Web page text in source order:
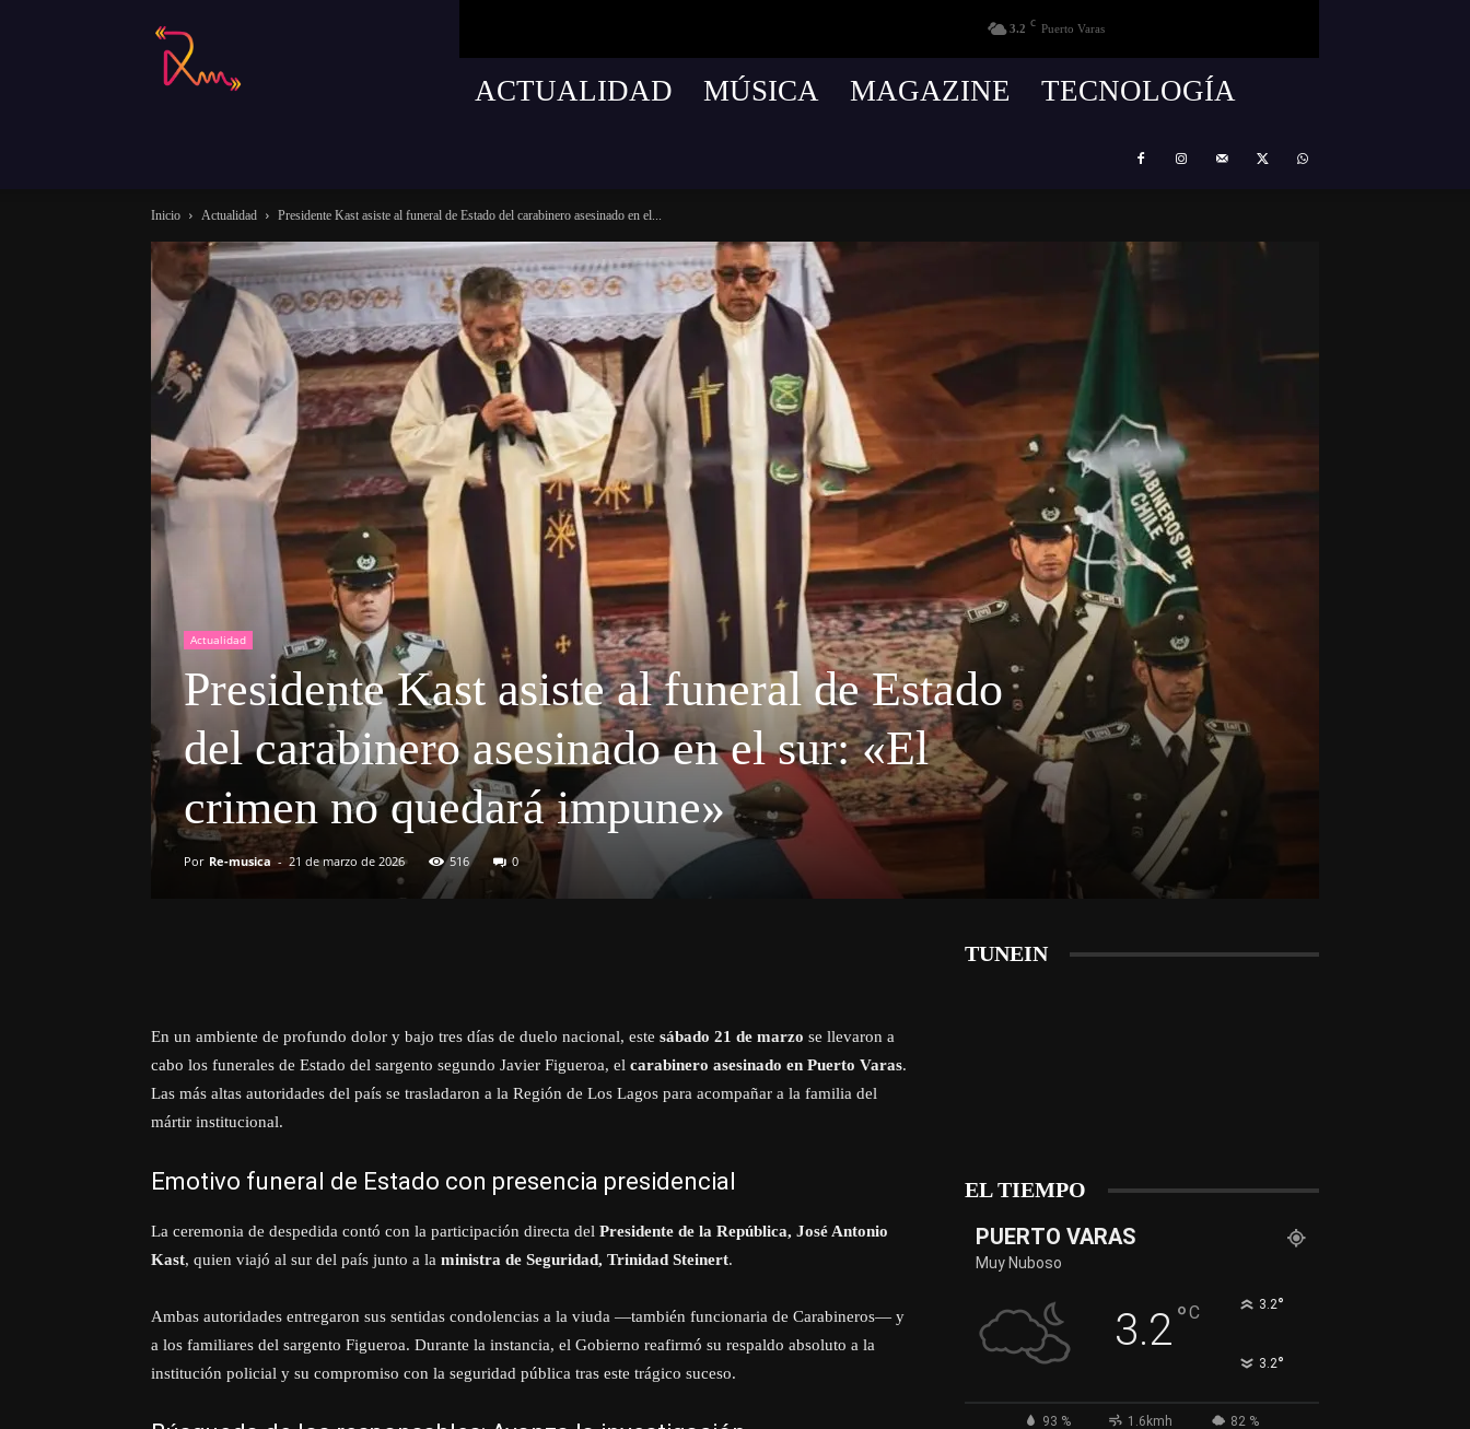
Remusica
3.2 C Puerto Varas
ACTUALIDAD MÚSICA MAGAZINE TECNOLOGÍA
Inicio Actualidad Presidente Kast asiste al funeral de Estado del carabinero asesinado en el...
Actualidad
Presidente Kast asiste al funeral de Estado
del carabinero asesinado en el sur: «El
crimen no quedará impune»
Por Re-musica - 21 de marzo de 2026 516 0
En un ambiente de profundo dolor y bajo tres días de duelo nacional, este sábado 21 de marzo se llevaron a
cabo los funerales de Estado del sargento segundo Javier Figueroa, el carabinero asesinado en Puerto Varas.
Las más altas autoridades del país se trasladaron a la Región de Los Lagos para acompañar a la familia del
mártir institucional.
Emotivo funeral de Estado con presencia presidencial
La ceremonia de despedida contó con la participación directa del Presidente de la República, José Antonio
Kast, quien viajó al sur del país junto a la ministra de Seguridad, Trinidad Steinert.
Ambas autoridades entregaron sus sentidas condolencias a la viuda —también funcionaria de Carabineros— y
a los familiares del sargento Figueroa. Durante la instancia, el Gobierno reafirmó su respaldo absoluto a la
institución policial y su compromiso con la seguridad pública tras este trágico suceso.
TUNEIN
EL TIEMPO
PUERTO VARAS
Muy Nuboso
3.2°C 3.2°
3.2°
93 % 1.6kmh 82 %